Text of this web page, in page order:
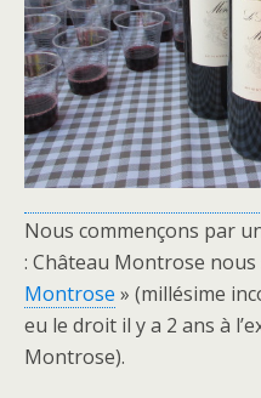
Nous commençons par
: Château Montrose
Montrose » (millésime
eu le droit il y a 2 ans à
Montrose).